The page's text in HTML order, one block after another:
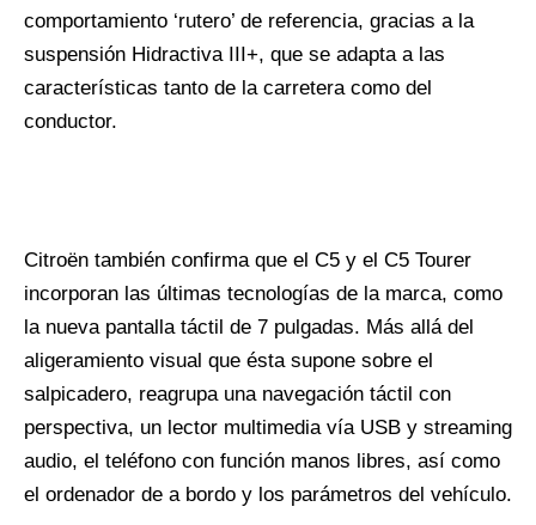
comportamiento ‘rutero’ de referencia, gracias a la
suspensión Hidractiva III+, que se adapta a las
características tanto de la carretera como del
conductor.
Citroën también confirma que el C5 y el C5 Tourer
incorporan las últimas tecnologías de la marca, como
la nueva pantalla táctil de 7 pulgadas. Más allá del
aligeramiento visual que ésta supone sobre el
salpicadero, reagrupa una navegación táctil con
perspectiva, un lector multimedia vía USB y streaming
audio, el teléfono con función manos libres, así como
el ordenador de a bordo y los parámetros del vehículo.